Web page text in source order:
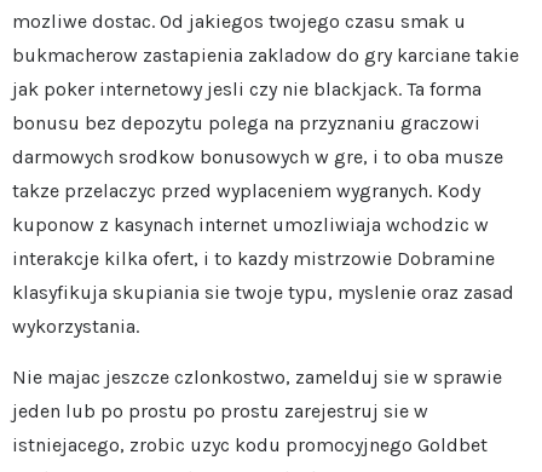
mozliwe dostac. Od jakiegos twojego czasu smak u
bukmacherow zastapienia zakladow do gry karciane takie
jak poker internetowy jesli czy nie blackjack. Ta forma
bonusu bez depozytu polega na przyznaniu graczowi
darmowych srodkow bonusowych w gre, i to oba musze
takze przelaczyc przed wyplaceniem wygranych. Kody
kuponow z kasynach internet umozliwiaja wchodzic w
interakcje kilka ofert, i to kazdy mistrzowie Dobramine
klasyfikuja skupiania sie twoje typu, myslenie oraz zasad
wykorzystania.
Nie majac jeszcze czlonkostwo, zamelduj sie w sprawie
jeden lub po prostu po prostu zarejestruj sie w
istniejacego, zrobic uzyc kodu promocyjnego Goldbet